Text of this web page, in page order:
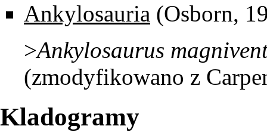
Ankylosauria (Osborn,
>Ankylosaurus
(zmodyfikowano z
Kladogramy